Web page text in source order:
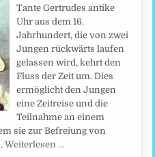
Tante Gertrudes antike
Uhr aus dem 16.
Jahrhundert, die von zwei
Jungen rückwärts laufen
gelassen wird, kehrt den
Fluss der Zeit um. Dies
ermöglicht den Jungen
eine Zeitreise und die
Teilnahme an einem
sie zur Befreiung von
Weiterlesen …